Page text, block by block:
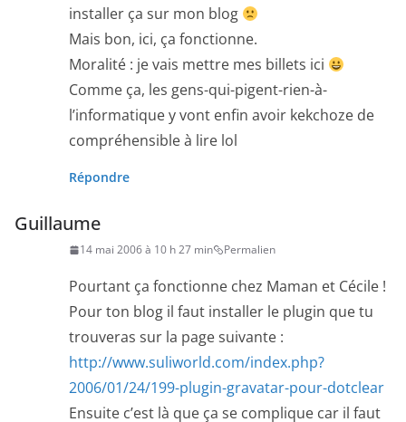
installer ça sur mon blog
Mais bon, ici, ça fonctionne.
Moralité : je vais mettre mes billets ici
Comme ça, les gens-qui-pigent-rien-à-
l’informatique y vont enfin avoir kekchoze de
compréhensible à lire lol
Répondre
Guillaume
14 mai 2006 à 10 h 27 min Permalien
Pourtant ça fonctionne chez Maman et Cécile !
Pour ton blog il faut installer le plugin que tu
trouveras sur la page suivante :
http://www.suliworld.com/index.php?
2006/01/24/199-plugin-gravatar-pour-dotclear
Ensuite c’est là que ça se complique car il faut